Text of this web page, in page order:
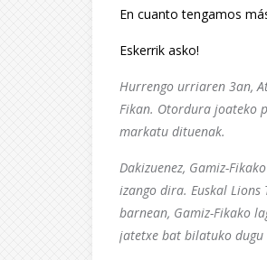
En cuanto tengamos
Eskerrik asko!
Hurrengo urriaren 3an,
Fikan. Otordura joateko
markatu dituenak.
Dakizuenez, Gamiz-
izango dira. Euskal
barnean, Gamiz-Fikako
jatetxe bat bilatuko